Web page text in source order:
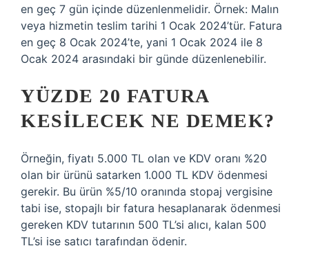
en geç 7 gün içinde düzenlenmelidir. Örnek: Malın
veya hizmetin teslim tarihi 1 Ocak 2024’tür. Fatura
en geç 8 Ocak 2024’te, yani 1 Ocak 2024 ile 8
Ocak 2024 arasındaki bir günde düzenlenebilir.
YÜZDE 20 FATURA
KESILECEK NE DEMEK?
Örneğin, fiyatı 5.000 TL olan ve KDV oranı %20
olan bir ürünü satarken 1.000 TL KDV ödenmesi
gerekir. Bu ürün %5/10 oranında stopaj vergisine
tabi ise, stopajlı bir fatura hesaplanarak ödenmesi
gereken KDV tutarının 500 TL’si alıcı, kalan 500
TL’si ise satıcı tarafından ödenir.